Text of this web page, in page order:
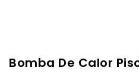
Bomba De Calor